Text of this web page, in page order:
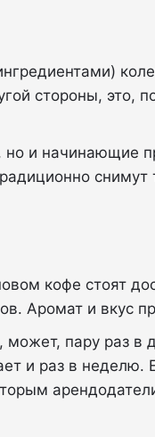
стороны, это,
но и начинающие
снимут
кофе стоят
Аромат и вкус
пару раз в
и раз в неделю.